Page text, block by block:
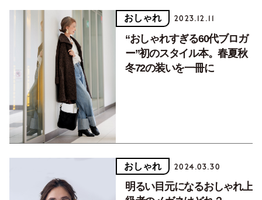
おしゃれ 2023.12.11
“おしゃれすぎる60代ブロガ
ー”初のスタイル本。春夏秋
冬72の装いを一冊に
おしゃれ 2024.03.30
明るい目元になるおしゃれ上